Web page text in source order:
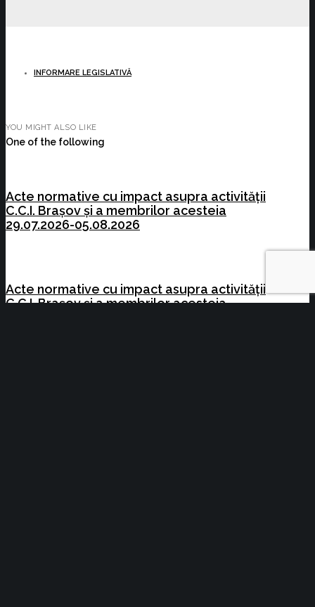
INFORMARE LEGISLATIVĂ
YOU MIGHT ALSO LIKE
One of the following
Acte normative cu impact asupra activității
C.C.I. Brașov și a membrilor acesteia
29.07.2026-05.08.2026
Acte normative cu impact asupra activității
C.C.I. Brașov și a membrilor acesteia